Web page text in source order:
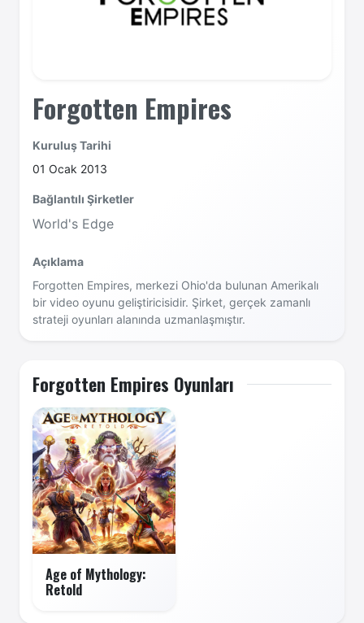
Forgotten Empires
Kuruluş Tarihi
01 Ocak 2013
Bağlantılı Şirketler
World's Edge
Açıklama
Forgotten Empires, merkezi Ohio'da bulunan Amerikalı
bir video oyunu geliştiricisidir. Şirket, gerçek zamanlı
strateji oyunları alanında uzmanlaşmıştır.
Forgotten Empires Oyunları
Age of Mythology:
Retold